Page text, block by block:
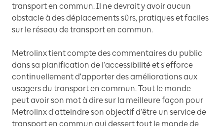
transport en commun. Il ne devrait y avoir aucun
obstacle à des déplacements sûrs, pratiques et faciles
sur le réseau de transport en commun.
Metrolinx tient compte des commentaires du public
dans sa planification de l'accessibilité et s'efforce
continuellement d'apporter des améliorations aux
usagers du transport en commun. Tout le monde
peut avoir son mot à dire sur la meilleure façon pour
Metrolinx d'atteindre son objectif d'être un service de
transport en commun qui dessert tout le monde de